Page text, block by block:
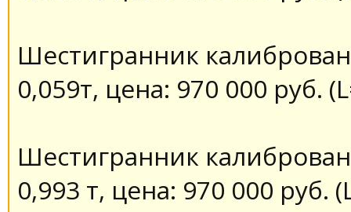
Шестигранник
0,059т, цена: 970 000 руб.
Шестигранник
0,993 т, цена: 970 000 руб.